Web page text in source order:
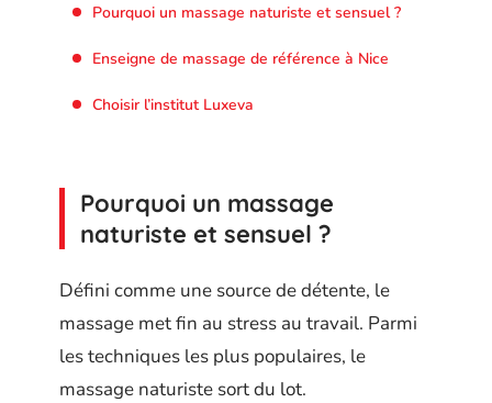
Pourquoi un massage naturiste et sensuel ?
Enseigne de massage de référence à Nice
Choisir l’institut Luxeva
Pourquoi un massage
naturiste et sensuel ?
Défini comme une source de détente, le
massage met fin au stress au travail. Parmi
les techniques les plus populaires, le
massage naturiste sort du lot.